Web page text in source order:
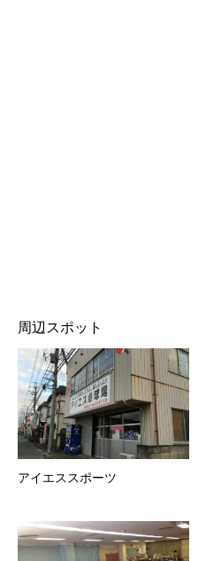
周辺スポット
アイエススポーツ